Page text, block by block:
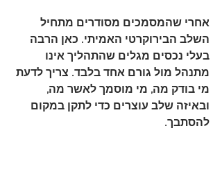
אחרי שהמסמכים מסודרים מתחיל
השלב הבירוקרטי האמיתי. כאן הרבה
בעלי נכסים מגלים שהתהליך אינו
מתנהל מול גורם אחד בלבד. צריך לדעת
מי בודק מה, מי מוסמך לאשר מה,
ובאיזה שלב עוצרים כדי לתקן במקום
להסתבך.